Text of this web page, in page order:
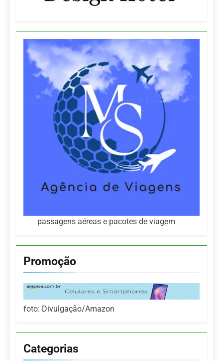
passagens aéreas e pacotes de viagem
Promoção
foto: Divulgação/Amazon
Categorias